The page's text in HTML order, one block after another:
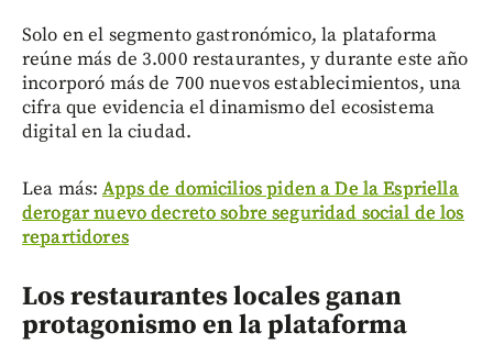
Solo en el segmento gastronómico, la plataforma
reúne más de 3.000 restaurantes, y durante este año
incorporó más de 700 nuevos establecimientos, una
cifra que evidencia el dinamismo del ecosistema
digital en la ciudad.
Lea más:Apps de domicilios piden a De la Espriella
derogar nuevo decreto sobre seguridad social de los
repartidores
Los restaurantes locales ganan
protagonismo en la plataforma